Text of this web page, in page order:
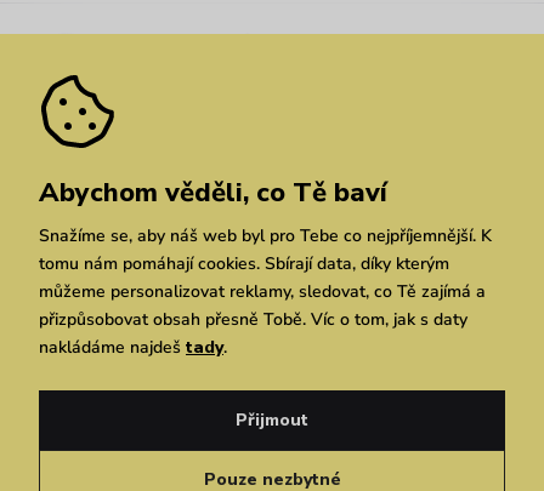
Pozáruční opravy
Velkoobchod
Dárkové poukazy
Vuchlook
Prodejny
Praha Brno Chrudim
Zásady ochrany osobních údajů
Simplia.cz
Zásady ochrany osobních údajů
Abychom věděli, co Tě baví
Snažíme se, aby náš web byl pro Tebe co nejpříjemnější. K
tomu nám pomáhají cookies. Sbírají data, díky kterým
můžeme personalizovat reklamy, sledovat, co Tě zajímá a
přizpůsobovat obsah přesně Tobě. Víc o tom, jak s daty
nakládáme najdeš tady.
Pouze nezbytné
Přijmout